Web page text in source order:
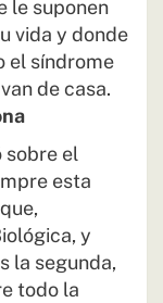
le suponen
vida y donde
el síndrome
de casa.
sobre el
esta
y
la segunda,
todo la